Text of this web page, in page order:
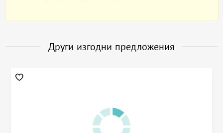
Други изгодни предложения